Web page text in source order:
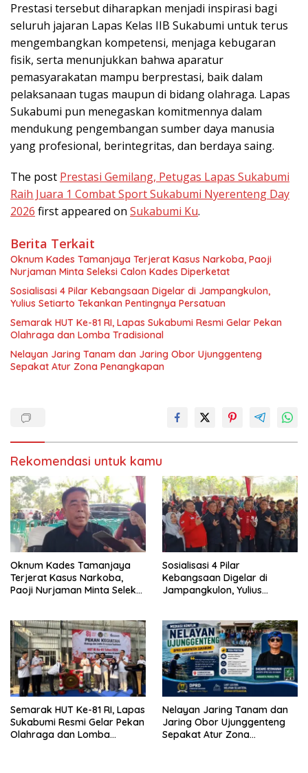
Prestasi tersebut diharapkan menjadi inspirasi bagi
seluruh jajaran Lapas Kelas IIB Sukabumi untuk terus
mengembangkan kompetensi, menjaga kebugaran
fisik, serta menunjukkan bahwa aparatur
pemasyarakatan mampu berprestasi, baik dalam
pelaksanaan tugas maupun di bidang olahraga. Lapas
Sukabumi pun menegaskan komitmennya dalam
mendukung pengembangan sumber daya manusia
yang profesional, berintegritas, dan berdaya saing.
The post Prestasi Gemilang, Petugas Lapas Sukabumi
Raih Juara 1 Combat Sport Sukabumi Nyerenteng Day
2026 first appeared on Sukabumi Ku.
Berita Terkait
Oknum Kades Tamanjaya Terjerat Kasus Narkoba, Paoji
Nurjaman Minta Seleksi Calon Kades Diperketat
Sosialisasi 4 Pilar Kebangsaan Digelar di Jampangkulon,
Yulius Setiarto Tekankan Pentingnya Persatuan
Semarak HUT Ke-81 RI, Lapas Sukabumi Resmi Gelar Pekan
Olahraga dan Lomba Tradisional
Nelayan Jaring Tanam dan Jaring Obor Ujunggenteng
Sepakat Atur Zona Penangkapan
Rekomendasi untuk kamu
Oknum Kades Tamanjaya
Terjerat Kasus Narkoba,
Paoji Nurjaman Minta Seleksi
Sosialisasi 4 Pilar
Kebangsaan Digelar di
Jampangkulon, Yulius
Semarak HUT Ke-81 RI, Lapas
Sukabumi Resmi Gelar Pekan
Olahraga dan Lomba
Nelayan Jaring Tanam dan
Jaring Obor Ujunggenteng
Sepakat Atur Zona